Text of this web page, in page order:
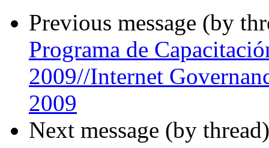
Previous message (by
Programa de
2009//Internet
2009
Next message (by